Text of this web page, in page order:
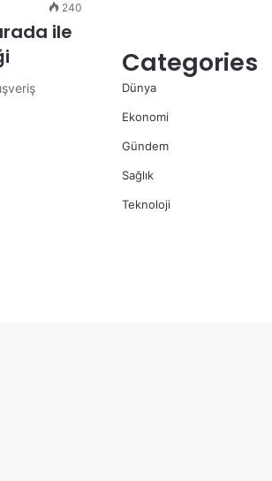
240
ile
Categories
Dünya
Ekonomi
Gündem
Sağlık
Teknoloji